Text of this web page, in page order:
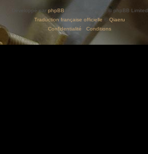
Développé par phpBB® Forum Software © phpBB Limited
Traduction française officielle © Qiaeru
Confidentialité
Conditions